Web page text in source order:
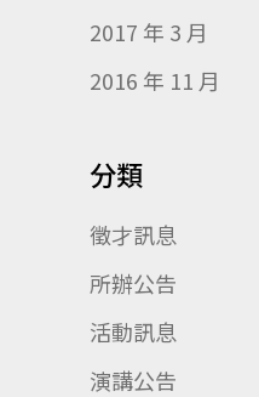
2017 年 3 月
2016 年 11 月
分類
徵才訊息
所辦公告
活動訊息
演講公告